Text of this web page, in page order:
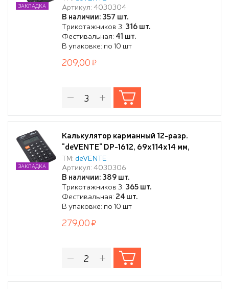
процентов, работа с памятью, черный, в
картонной коробке
Артикул: 4030304
В наличии: 357 шт.
Трикотажников 3: 316 шт.
Фестивальная: 41 шт.
В упаковке: по 10 шт
ЗАКЛАДКА
209,00
Калькулятор карманный 12-разр.
"deVENTE" DP-1612, 69x114x14 мм,
черный, автоматическое вычисление
квадратного корня, процентов, работа
с памятью, в картонной коробке
ТМ: deVENTE
Артикул: 4030306
В наличии: 389 шт.
Трикотажников 3: 365 шт.
Фестивальная: 24 шт.
В упаковке: по 10 шт
ЗАКЛАДКА
279,00